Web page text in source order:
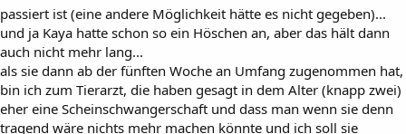
passiert ist (eine andere Möglichkeit hätte es nicht gegeben)...
und ja Kaya hatte schon so ein Höschen an, aber das hält dann
auch nicht mehr lang...
als sie dann ab der fünften Woche an Umfang zugenommen hat,
bin ich zum Tierarzt, die haben gesagt in dem Alter (knapp zwei)
eher eine Scheinschwangerschaft und dass man wenn sie denn
tragend wäre nichts mehr machen könnte und ich soll sie